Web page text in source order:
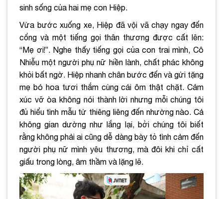
sinh sống của hai mẹ con Hiệp.
Vừa bước xuống xe, Hiệp đã vội vã chạy ngay đến
cổng và một tiếng gọi thân thương được cất lên:
“Mẹ ơi!”. Nghe thấy tiếng gọi của con trai mình, Cô
Nhiễu một người phụ nữ hiền lành, chất phác không
khỏi bất ngờ. Hiệp nhanh chân bước đến và gửi tặng
mẹ bó hoa tươi thắm cùng cái ôm thật chặt. Cảm
xúc vỡ òa không nói thành lời nhưng mỗi chúng tôi
đủ hiểu tình mẫu tử thiêng liêng đến nhường nào. Cả
không gian dường như lắng lại, bởi chúng tôi biết
rằng không phải ai cũng dễ dàng bày tỏ tình cảm đến
người phụ nữ mình yêu thương, mà đôi khi chỉ cất
giấu trong lòng, âm thầm và lặng lẽ.